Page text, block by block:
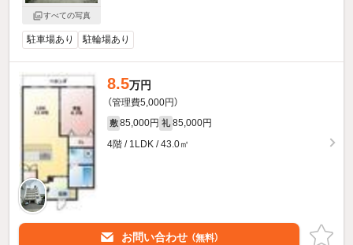
すべての写真
駐車場あり 駐輪場あり
8.5万円
（管理費5,000円）
敷 85,000円 礼 85,000円
4階 / 1LDK / 43.0㎡
お問い合わせ （無料）